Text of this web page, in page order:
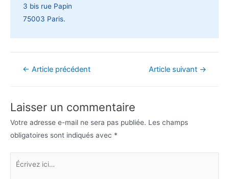
3 bis rue Papin
75003 Paris.
Navigation
← Article précédent Article suivant →
Laisser un commentaire
Votre adresse e-mail ne sera pas publiée. Les champs
obligatoires sont indiqués avec *
Écrivez